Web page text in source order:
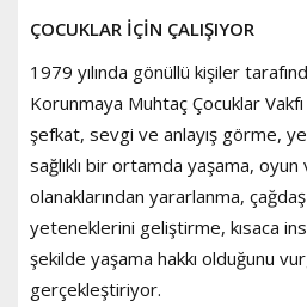
ÇOCUKLAR İÇİN ÇALIŞIYOR
1979 yılında gönüllü kişiler
Korunmaya Muhtaç Çocuklar
şefkat, sevgi ve anlayış görme,
sağlıklı bir ortamda yaşama, oyun
olanaklarından yararlanma,
yeteneklerini geliştirme, kısaca
şekilde yaşama hakkı olduğunu
gerçekleştiriyor.